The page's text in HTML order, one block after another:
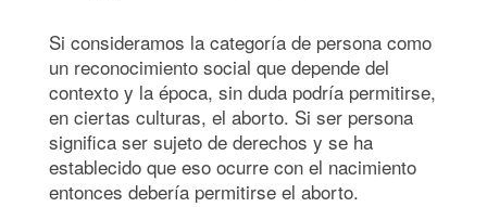
Si consideramos la categoría de persona como
un reconocimiento social que depende del
contexto y la época, sin duda podría permitirse,
en ciertas culturas, el aborto. Si ser persona
significa ser sujeto de derechos y se ha
establecido que eso ocurre con el nacimiento
entonces debería permitirse el aborto.